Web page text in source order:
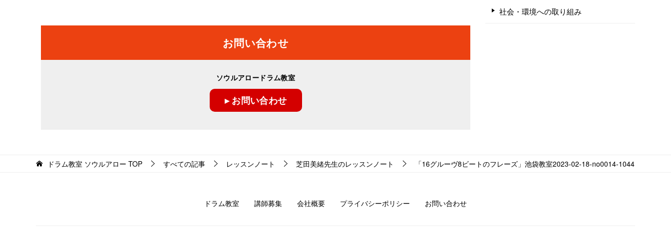
お問い合わせ
ソウルアロードラム教室
▸ お問い合わせ
社会・環境への取り組み
ドラム教室 ソウルアロー TOP すべての記事 レッスンノート 芝田美緒先生のレッスンノート 「16グルーヴ8ビートのフレーズ」池袋教室2023-02-18-no0014-1044
ドラム教室 講師募集 会社概要 プライバシーポリシー お問い合わせ